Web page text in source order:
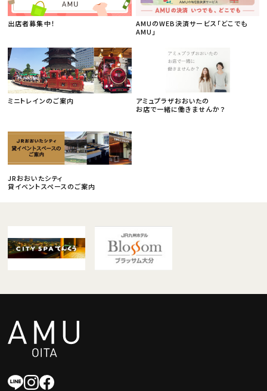
出店者募集中！
AMUのWEB決済サービス「どこでも
AMU」
ミニトレインのご案内
アミュプラザおおいたの
お店で一緒に働きませんか？
JRおおいたシティ
貸イベントスペースのご案内